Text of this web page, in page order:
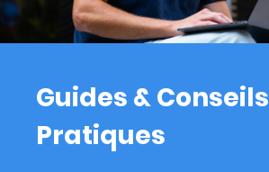
Guides & Conseils
Pratiques